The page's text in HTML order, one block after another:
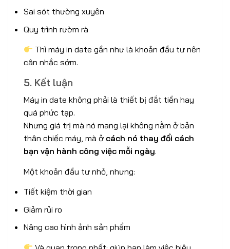
Sai sót thường xuyên
Quy trình rườm rà
Thì máy in date gần như là khoản đầu tư nên
cân nhắc sớm.
5. Kết luận
Máy in date không phải là thiết bị đắt tiền hay
quá phức tạp.
Nhưng giá trị mà nó mang lại không nằm ở bản
thân chiếc máy, mà ở cách nó thay đổi cách
bạn vận hành công việc mỗi ngày.
Một khoản đầu tư nhỏ, nhưng:
Tiết kiệm thời gian
Giảm rủi ro
Nâng cao hình ảnh sản phẩm